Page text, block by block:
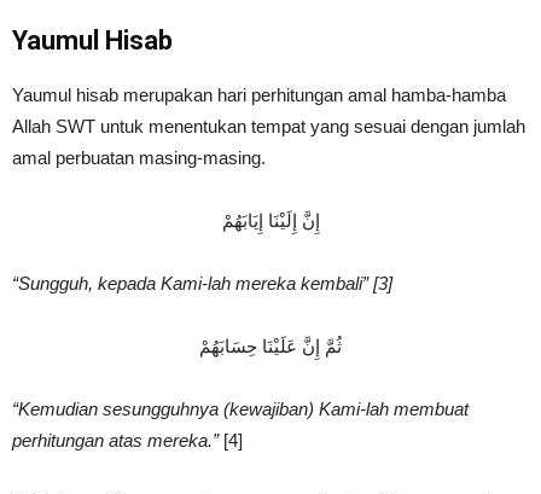
Yaumul Hisab
Yaumul hisab merupakan hari perhitungan amal hamba-hamba
Allah SWT untuk menentukan tempat yang sesuai dengan jumlah
amal perbuatan masing-masing.
إِنَّ إِلَيْنَا إِيَابَهُمْ
“Sungguh, kepada Kami-lah mereka kembali” [3]
ثُمَّ إِنَّ عَلَيْنَا حِسَابَهُمْ
“Kemudian sesungguhnya (kewajiban) Kami-lah membuat
perhitungan atas mereka.”[4]